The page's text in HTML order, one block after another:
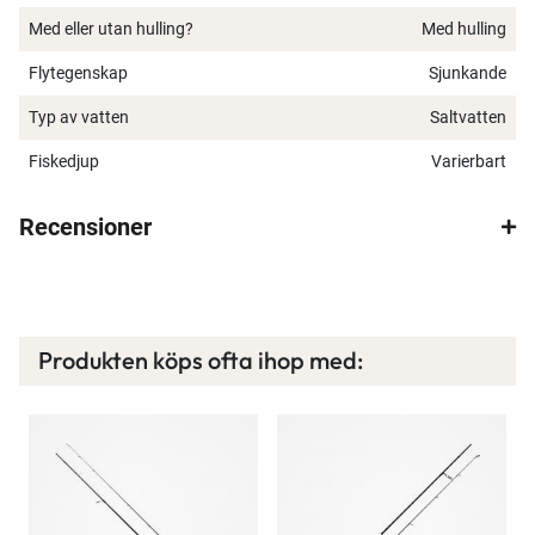
Med eller utan hulling? Med hulling
Flytegenskap Sjunkande
Typ av vatten Saltvatten
Fiskedjup Varierbart
Recensioner
Produkten köps ofta ihop med: